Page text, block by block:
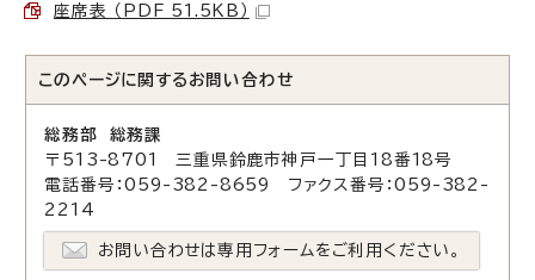
座席表 （PDF 51.5KB）
このページに関する お問い合わせ
総務部 総務課
〒513-8701 三重県鈴鹿市神戸一丁目18番18号
電話番号：059-382-8659 ファクス番号：059-382-
2214
お問い合わせは専用フォームをご利用ください。